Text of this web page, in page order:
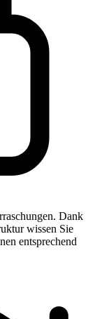
Dank
wissen Sie
entsprechend